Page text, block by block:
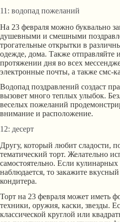
11: водопад пожеланий
На 23 февраля можно буквально
душевными и смешными
трогательные открытки в
одежде, дома. Также отправляйте
протяжении дня во всех
электронные почты, а также смс-
Водопад поздравлений создаст
вызовет много теплых улыбок.
веселых пожеланий
внимание и расположение.
12: десерт
Другу, который любит сладости,
тематический торт. Желательно
самостоятельно. Если кулинарных
наблюдается, то закажите
кондитера.
Торт на 23 февраля может иметь
техники, оружия, каски, звезды.
классической круглой или